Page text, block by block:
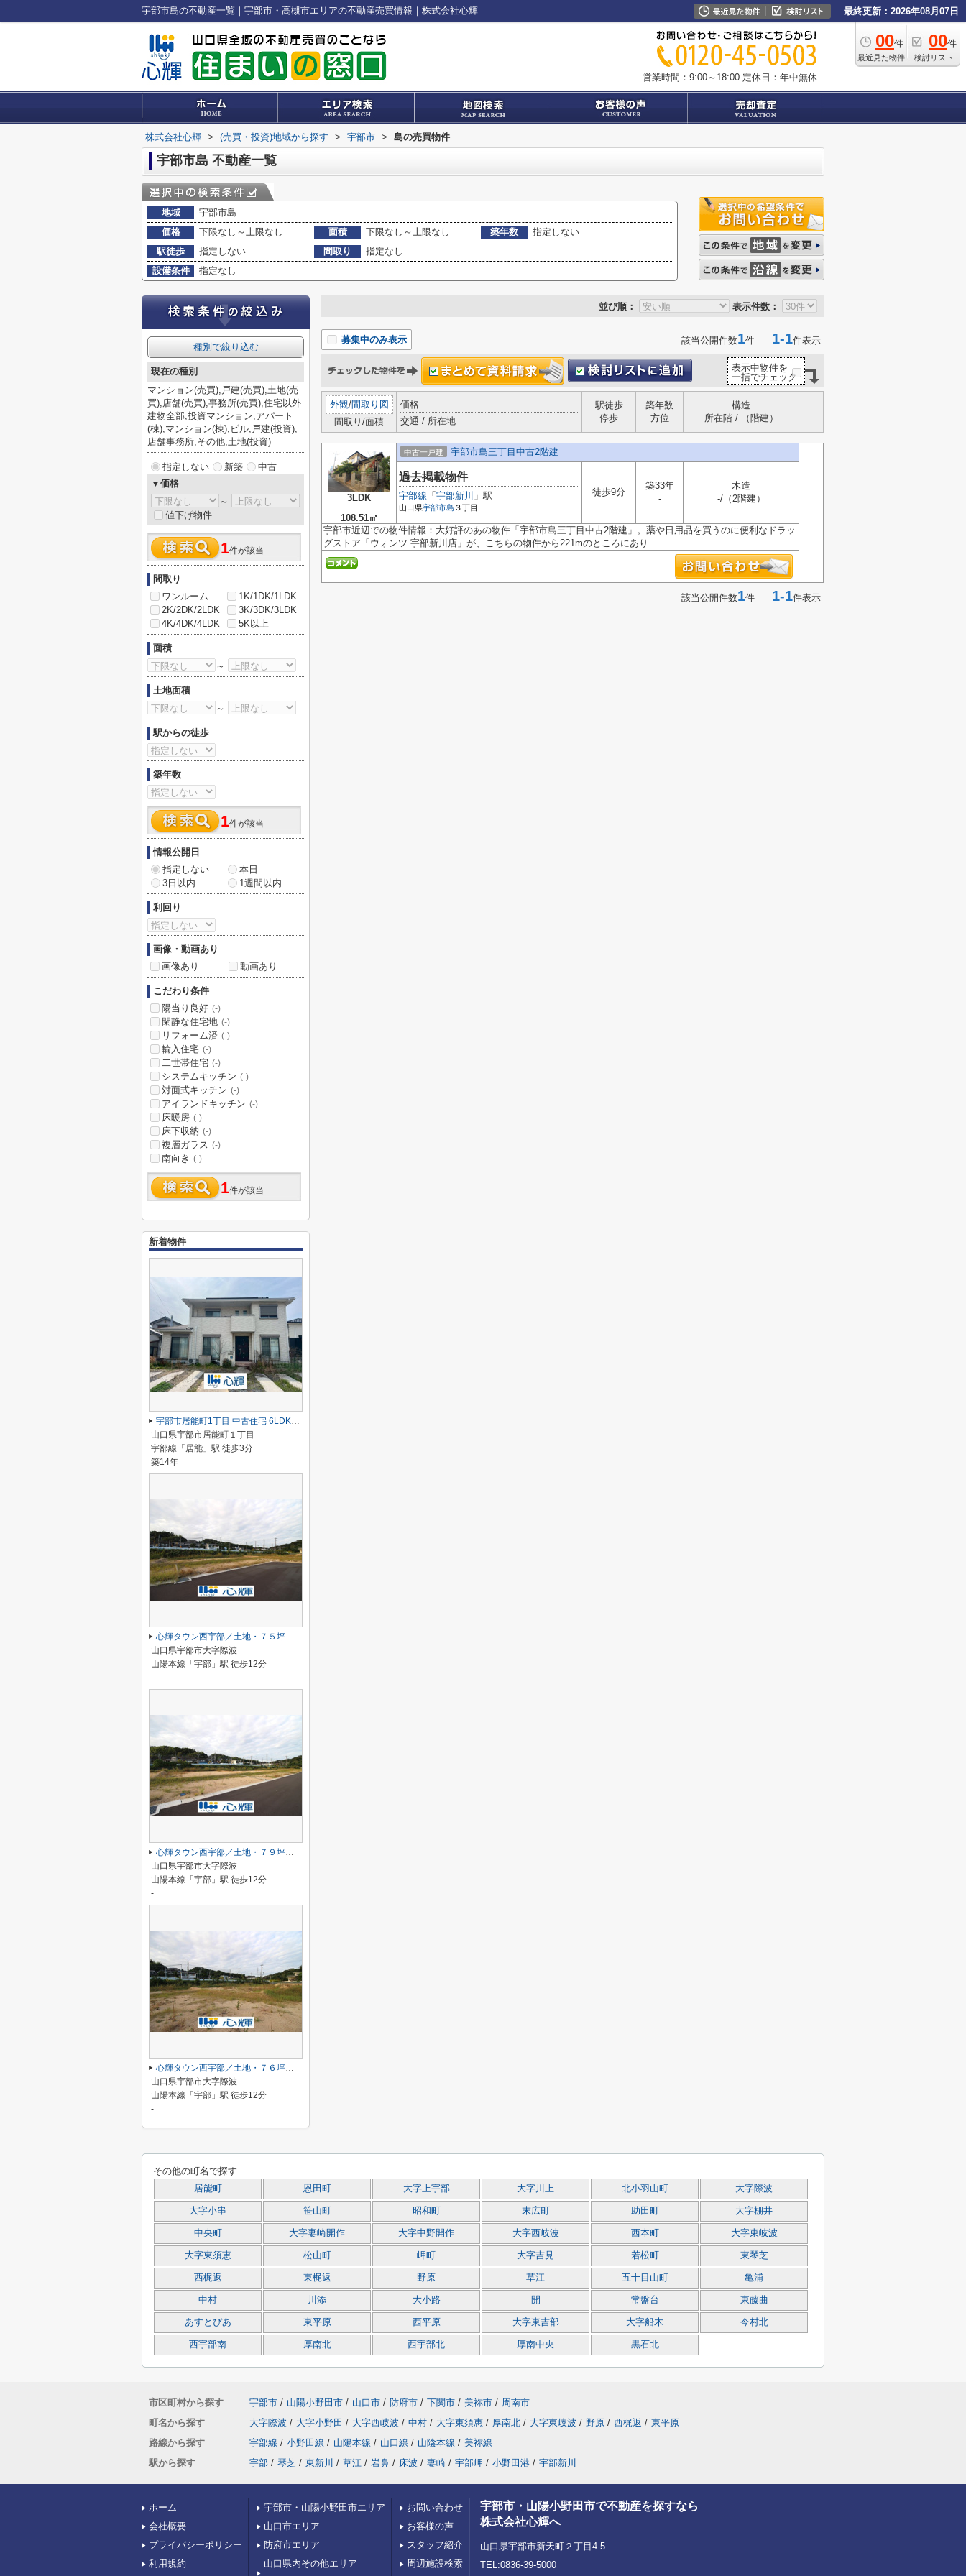
宇部市島の不動産一覧｜宇部市・高槻市エリアの不動産売買情報｜株式会社心輝 最終更新：2026年08月07日
00件
最近見た物件
00件
検討リスト
営業時間：9:00～18:00 定休日：年中無休
株式会社心輝 > (売買・投資)地域から探す > 宇部市 > 島の売買物件
宇部市島 不動産一覧
地域
宇部市島
価格
下限なし～上限なし 面積 下限なし～上限なし 築年数
指定しない
駅徒歩
指定しない 間取り
指定なし
設備条件
指定なし
並び順： 表示件数：
募集中のみ表示 該当公開件数1件 1-1件表示
表示中物件を
一括でチェック
外観/間取り図
間取り/面積
価格
交通 / 所在地
駅徒歩
停歩
築年数
方位
構造
所在階 / （階建）
3LDK
108.51㎡
中古一戸建 宇部市島三丁目中古2階建
過去掲載物件
宇部線 「 宇部新川 」駅
山口県宇部市島 ３丁目
徒歩9分
築33年
-
木造
-/（2階建）
宇部市近辺での物件情報：大好評のあの物件「宇部市島三丁目中古2階建」。薬や日用品を買うのに便利なドラッ
グストア「ウォンツ 宇部新川店」が、こちらの物件から221mのところにあり...
該当公開件数1件 1-1件表示
種別で絞り込む
現在の種別
マンション(売買),戸建(売買),土地(売
買),店舗(売買),事務所(売買),住宅以外
建物全部,投資マンション,アパート
(棟),マンション(棟),ビル,戸建(投資),
店舗事務所,その他,土地(投資)
指定しない 新築
中古
▼価格
～
値下げ物件
1件が該当
間取り
ワンルーム
1K/1DK/1LDK
2K/2DK/2LDK
3K/3DK/3LDK
4K/4DK/4LDK
5K以上
面積
～
土地面積
～
駅からの徒歩
築年数
1件が該当
情報公開日
指定しない
本日
3日以内
1週間以内
利回り
画像・動画あり
画像あり
動画あり
こだわり条件
陽当り良好 (-)
閑静な住宅地 (-)
リフォーム済 (-)
輸入住宅 (-)
二世帯住宅 (-)
システムキッチン (-)
対面式キッチン (-)
アイランドキッチン (-)
床暖房 (-)
床下収納 (-)
複層ガラス (-)
南向き (-)
1件が該当
新着物件
宇部市居能町1丁目 中古住宅 6LDK／2階建
山口県宇部市居能町１丁目
宇部線「居能」駅 徒歩3分
築14年
心輝タウン西宇部／土地・７５坪（９号地）
山口県宇部市大字際波
山陽本線「宇部」駅 徒歩12分
-
心輝タウン西宇部／土地・７９坪（１１号地）
山口県宇部市大字際波
山陽本線「宇部」駅 徒歩12分
-
心輝タウン西宇部／土地・７６坪（８号地）
山口県宇部市大字際波
山陽本線「宇部」駅 徒歩12分
-
その他の町名で探す
居能町 恩田町 大字上宇部 大字川上 北小羽山町 大字際波
大字小串 笹山町 昭和町 末広町 助田町 大字棚井
中央町 大字妻崎開作 大字中野開作 大字西岐波 西本町 大字東岐波
大字東須恵 松山町 岬町 大字吉見 若松町 東琴芝
西梶返 東梶返 野原 草江 五十目山町 亀浦
中村 川添 大小路 開 常盤台 東藤曲
あすとぴあ 東平原 西平原 大字東吉部 大字船木 今村北
西宇部南 厚南北 西宇部北 厚南中央 黒石北
市区町村から探す 宇部市 / 山陽小野田市 / 山口市 / 防府市 / 下関市 / 美祢市 / 周南市
町名から探す
大字際波 / 大字小野田 / 大字西岐波 / 中村 / 大字東須恵 / 厚南北 / 大字東岐波 / 野原 / 西梶返 / 東平原
路線から探す
宇部線 / 小野田線 / 山陽本線 / 山口線 / 山陰本線 / 美祢線
駅から探す
宇部 / 琴芝 / 東新川 / 草江 / 岩鼻 / 床波 / 妻崎 / 宇部岬 / 小野田港 / 宇部新川
ホーム
会社概要
プライバシーポリシー
利用規約
宇部市・山陽小野田市エリア
山口市エリア
防府市エリア
山口県内その他エリア
お問い合わせ
お客様の声
スタッフ紹介
周辺施設検索
宇部市・山陽小野田市で不動産を探すなら
株式会社心輝へ
山口県宇部市新天町２丁目4-5
TEL:0836-39-5000